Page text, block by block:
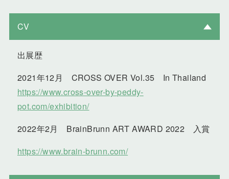
CV
出展歴
2021年12月 CROSS OVER Vol.35 In Thailand
https://www.cross-over-by-peddy-
pot.com/exhibition/
2022年2月 BrainBrunn ART AWARD 2022 入賞
https://www.brain-brunn.com/